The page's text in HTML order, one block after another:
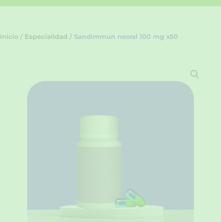
Inicio / Especialidad / Sandimmun neoral 100 mg x50